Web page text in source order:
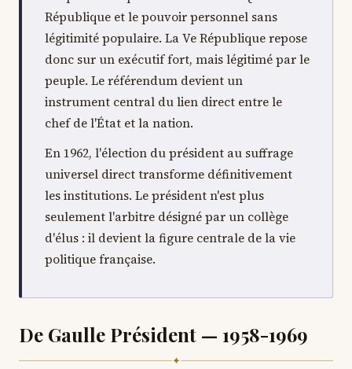
République et le pouvoir personnel sans
légitimité populaire. La Ve République repose
donc sur un exécutif fort, mais légitimé par le
peuple. Le référendum devient un
instrument central du lien direct entre le
chef de l'État et la nation.
En 1962, l'élection du président au suffrage
universel direct transforme définitivement
les institutions. Le président n'est plus
seulement l'arbitre désigné par un collège
d'élus : il devient la figure centrale de la vie
politique française.
De Gaulle Président — 1958-1969
✦